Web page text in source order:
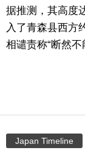
据推测，其高度
入了青森县西方
相谴责称“断然不
Japan Timeline